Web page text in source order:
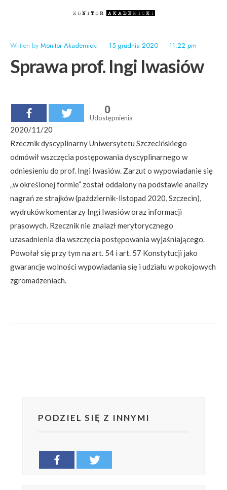
Written by Monitor Akademicki • 15 grudnia 2020 • 11:22 pm •
Sprawa prof. Ingi Iwasiów
0
Udostępnienia
2020/11/20
Rzecznik dyscyplinarny Uniwersytetu Szczecińskiego
odmówił wszczęcia postępowania dyscyplinarnego w
odniesieniu do prof. Ingi Iwasiów. Zarzut o wypowiadanie się
„w określonej formie” został oddalony na podstawie analizy
nagrań ze strajków (październik-listopad 2020, Szczecin),
wydruków komentarzy Ingi Iwasiów oraz informacji
prasowych. Rzecznik nie znalazł merytorycznego
uzasadnienia dla wszczęcia postępowania wyjaśniającego.
Powołał się przy tym na art. 54 i art. 57 Konstytucji jako
gwarancje wolności wypowiadania się i udziału w pokojowych
zgromadzeniach.
PODZIEL SIĘ Z INNYMI